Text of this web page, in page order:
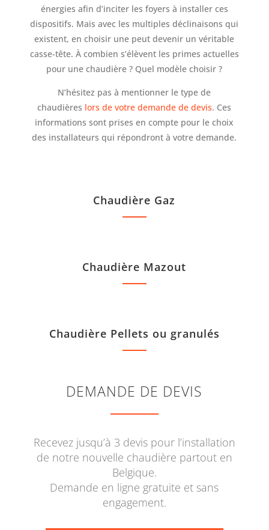
énergies afin d’inciter les foyers à installer ces
dispositifs. Mais avec les multiples déclinaisons qui
existent, en choisir une peut devenir un véritable
casse-tête. À combien s’élèvent les primes actuelles
pour une chaudière ? Quel modèle choisir ?
N’hésitez pas à mentionner le type de
chaudières lors de votre demande de devis. Ces
informations sont prises en compte pour le choix
des installateurs qui répondront à votre demande.
Chaudière Gaz
Chaudière Mazout
Chaudière Pellets ou granulés
DEMANDE DE DEVIS
Recevez jusqu’à 3 devis pour l’installation
de notre nouvelle chaudière partout en
Belgique.
Demande en ligne gratuite et sans
engagement.